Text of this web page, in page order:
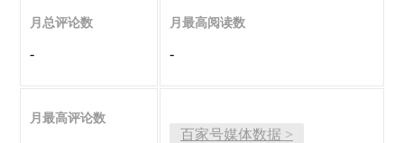
月总评论数
-
月最高阅读数
-
月最高评论数
百家号媒体数据 >